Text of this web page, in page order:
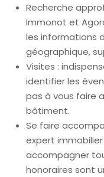
Recherche
Immonot et
les informations
géographique,
Visites :
identifier les
pas à vous faire
bâtiment.
Se faire
expert
accompagner
honoraires sont